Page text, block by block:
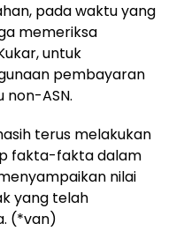
pada waktu yang
memeriksa
untuk
pembayaran
non-ASN.
terus melakukan
fakta-fakta dalam
nilai
yang telah
(*van)